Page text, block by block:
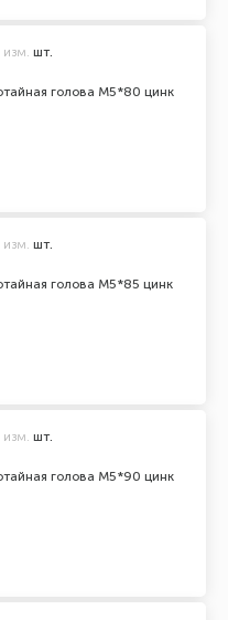
голова М5*80 цинк
изм. шт.
голова М5*85 цинк
изм. шт.
голова М5*90 цинк
изм. шт.